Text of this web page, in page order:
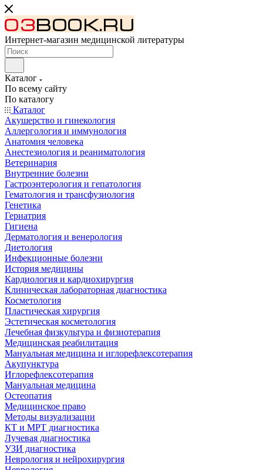
Интернет-магазин медицинской литературы
Каталог
По всему сайту
По каталогу
Каталог
Акушерство и гинекология
Аллергология и иммунология
Анатомия человека
Анестезиология и реаниматология
Ветеринария
Внутренние болезни
Гастроэнтерология и гепатология
Гематология и трансфузиология
Генетика
Гериатрия
Гигиена
Дерматология и венерология
Диетология
Инфекционные болезни
История медицины
Кардиология и кардиохирургия
Клиническая лабораторная диагностика
Косметология
Пластическая хирургия
Эстетическая косметология
Лечебная физкультура и физиотерапия
Медицинская реабилитация
Мануальная медицина и иглорефлексотерапия
Акупунктура
Иглорефлексотерапия
Мануальная медицина
Остеопатия
Медицинское право
Методы визуализации
КТ и МРТ диагностика
Лучевая диагностика
УЗИ диагностика
Неврология и нейрохирургия